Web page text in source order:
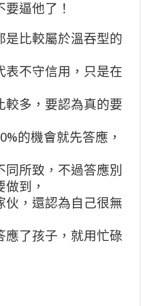
逼他了！
是比較屬於溫吞型的
表不守信用，只是在
較多，要認為真的要
的機會就先答應，
所致，不過答應別
到，
伙，還認為自己很無
應了孩子，就用忙碌